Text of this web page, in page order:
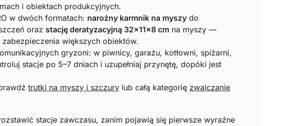
i obiektach produkcyjnych.
w dwóch formatach: narożny karmnik na myszy do
oraz stację deratyzacyjną 32×11×8 cm na myszy —
większych obiektów.
gryzoni: w piwnicy, garażu, kotłowni, spiżarni,
stacje po 5–7 dniach i uzupełniaj przynętę, dopóki jest
trutki na myszy i szczury lub całą kategorię zwalczanie
stacje zawczasu, zanim pojawią się pierwsze wyraźne